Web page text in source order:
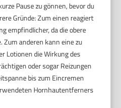
Pause zu gönnen, bevor du
Gründe: Zum einen reagiert
empfindlicher, da die obere
anderen kann eine zu
Lotionen die Wirkung des
oder sogar Reizungen
bis zum Eincremen
Hornhautentferners